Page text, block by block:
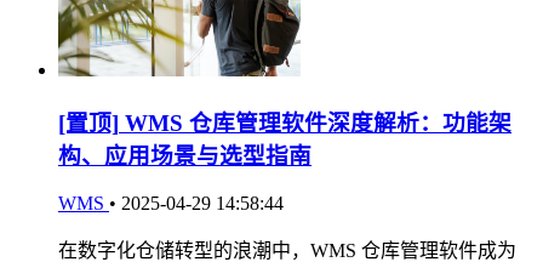
[置顶] WMS 仓库管理软件深度解析：功能架
构、应用场景与选型指南
WMS • 2025-04-29 14:58:44
在数字化仓储转型的浪潮中，WMS 仓库管理软件成为